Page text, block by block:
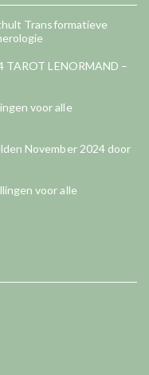
Transformatieve
TAROT LENORMAND –
voor alle
November 2024 door
voor alle